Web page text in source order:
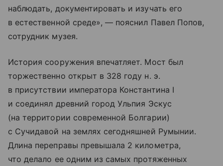
наблюдать, документировать и изучать его
в естественной среде», — пояснил Павел Попов,
сотрудник музея.
История сооружения впечатляет. Мост был
торжественно открыт в 328 году н. э.
в присутствии императора Константина I
и соединял древний город Ульпия Эскус
(на территории современной Болгарии)
с Сучидавой на землях сегодняшней Румынии.
Длина переправы превышала 2 километра,
что делало ее одним из самых протяженных